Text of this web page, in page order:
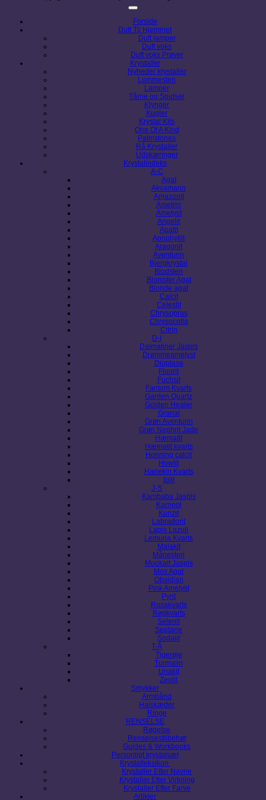
Forside
Duft Til Hjemmet
Duft lamper
Duft voks
Duft voks Prøver
Krystaller
Nyheder krystaller
Lommesten
Lamper
Tårne og Spidser
Klynger
Kugler
Krystal Kits
One Of A Kind
Palmstones
Rå Krystaller
Udskæringer
Krystalindeks
A-C
Agat
Akvamarin
Amazonit
Ametrin
Ametyst
Angelit
Apatit
Apophyllit
Aragonit
Aventurin
Bjergkrystal
Blodsten
Blomster Agat
Blonde agat
Calcit
Celestit
Chrysopras
Chrysocolla
Citrin
D-I
Dalmatiner Jaspis
Drømmeametyst
Dioptase
Fluorit
Fuchsit
Fantom Kvarts
Garden Quartz
Golden Healer
Granat
Grøn Aventurin
Grøn Nephrit Jade
Hæmatit
Hæmatit kvarts
Honning calcit
Howlit
Harlekin Kvarts
Iolit
J-S
Kambaba Jaspis
Karneol
Kunzit
Labradorit
Lapis Lazuli
Lemuria Kvarts
Malakit
Månesten
Mookait Jaspis
Mos Agat
Obsidian
Pink Ametyst
Pyrit
Rosakvarts
Røgkvarts
Selenit
Septarie
Sodalit
T-Å
Tigerøje
Turmalin
Unakit
Zeolit
Smykker
Armbånd
Halskæder
Ringe
RENSELSE
Røgelse
Renselsestilbehør
Guides & Workbooks
Personligt krystalsæt
Krystalleksikon
Krystaller Efter Navne
Krystaller Efter Virkning
Krystaller Efter Farve
Artikler